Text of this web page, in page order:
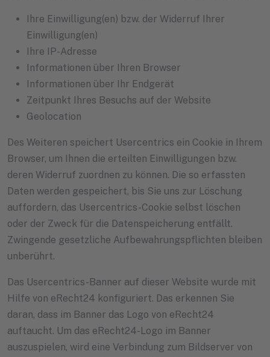
Ihre Einwilligung(en) bzw. der Widerruf Ihrer
Einwilligung(en)
Ihre IP-Adresse
Informationen über Ihren Browser
Informationen über Ihr Endgerät
Zeitpunkt Ihres Besuchs auf der Website
Geolocation
Des Weiteren speichert Usercentrics ein Cookie in Ihrem
Browser, um Ihnen die erteilten Einwilligungen bzw.
deren Widerruf zuordnen zu können. Die so erfassten
Daten werden gespeichert, bis Sie uns zur Löschung
auffordern, das Usercentrics-Cookie selbst löschen
oder der Zweck für die Datenspeicherung entfällt.
Zwingende gesetzliche Aufbewahrungspflichten bleiben
unberührt.
Das Usercentrics-Banner auf dieser Website wurde mit
Hilfe von eRecht24 konfiguriert. Das erkennen Sie
daran, dass im Banner das Logo von eRecht24
auftaucht. Um das eRecht24-Logo im Banner
auszuspielen, wird eine Verbindung zum Bildserver von